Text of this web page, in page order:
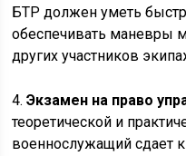
БТР должен уметь
обеспечивать маневры
других участников
4.Экзамен на право
теоретической и
военнослужащий сдает